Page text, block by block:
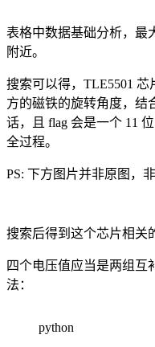
表格中数据基础分析，最
附近。
搜索可以得，TLE5501
方的磁铁的旋转角度，结
话，且 flag 会是一个 11
全过程。
PS: 下方图片并非原图，
搜索后得到这个芯片相关
四个电压值应当是两组互
法：
python